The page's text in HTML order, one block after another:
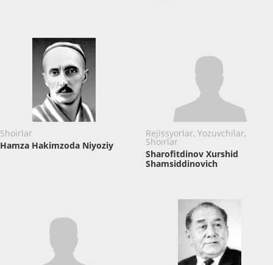
Shoirlar
Hamza Hakimzoda Niyoziy
Rejissyorlar, Yozuvchilar,
Shoirlar
Sharofitdinov Xurshid
Shamsiddinovich